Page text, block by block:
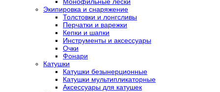
Экипировка и снаряжение
Толстовки и лонгсливы
Перчатки и варежки
Кепки и шапки
Инструменты и аксессуары
Очки
Фонари
Катушки
Катушки безынерционные
Катушки мультипликаторные
Аксессуары для катушек